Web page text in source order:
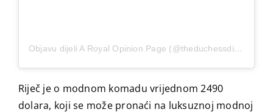
Objavu dijeli A Royal Opinion Page (@theduchessdiariesofficial)
Riječ je o modnom komadu vrijednom 2490
dolara, koji se može pronaći na luksuznoj modnoj